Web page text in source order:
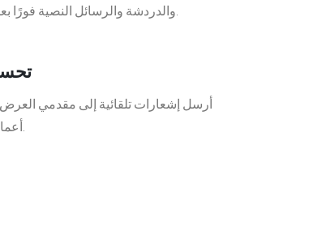
والدردشة والرسائل النصية فورًا بعد جمع العملاء المحتملين أو المسجلين الجدد.
أرسل إشعارات تلقائية إلى مقدمي
أعمال اجتماعك وإبلاغهم على الفور بأي تغييرات.